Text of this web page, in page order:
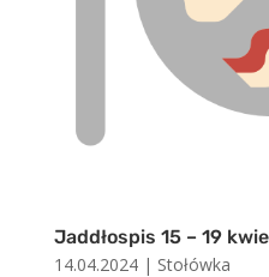
Jaddłospis 15 – 19
14.04.2024| Stołówka